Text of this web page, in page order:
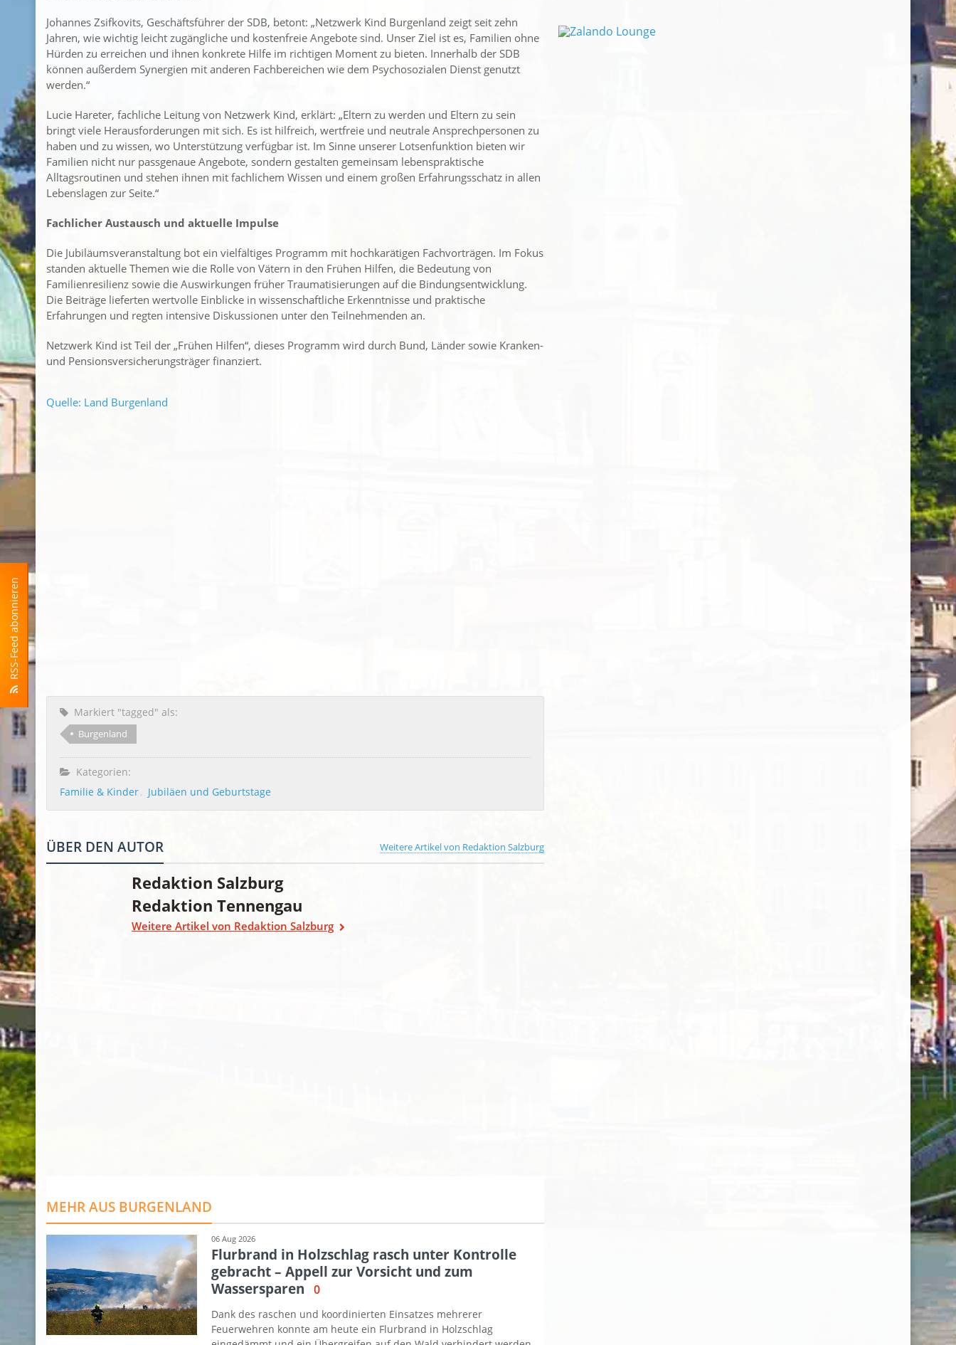
RSS-Feed abonnieren
Johannes Zsifkovits, Geschäftsführer der SDB, betont: „Netzwerk Kind Burgenland zeigt seit zehn
Jahren, wie wichtig leicht zugängliche und kostenfreie Angebote sind. Unser Ziel ist es, Familien ohne
Hürden zu erreichen und ihnen konkrete Hilfe im richtigen Moment zu bieten. Innerhalb der SDB
können außerdem Synergien mit anderen Fachbereichen wie dem Psychosozialen Dienst genutzt
werden.“
Lucie Hareter, fachliche Leitung von Netzwerk Kind, erklärt: „Eltern zu werden und Eltern zu sein
bringt viele Herausforderungen mit sich. Es ist hilfreich, wertfreie und neutrale Ansprechpersonen zu
haben und zu wissen, wo Unterstützung verfügbar ist. Im Sinne unserer Lotsenfunktion bieten wir
Familien nicht nur passgenaue Angebote, sondern gestalten gemeinsam lebenspraktische
Alltagsroutinen und stehen ihnen mit fachlichem Wissen und einem großen Erfahrungsschatz in allen
Lebenslagen zur Seite.“
Fachlicher Austausch und aktuelle Impulse
Die Jubiläumsveranstaltung bot ein vielfältiges Programm mit hochkarätigen Fachvorträgen. Im Fokus
standen aktuelle Themen wie die Rolle von Vätern in den Frühen Hilfen, die Bedeutung von
Familienresilienz sowie die Auswirkungen früher Traumatisierungen auf die Bindungsentwicklung.
Die Beiträge lieferten wertvolle Einblicke in wissenschaftliche Erkenntnisse und praktische
Erfahrungen und regten intensive Diskussionen unter den Teilnehmenden an.
Netzwerk Kind ist Teil der „Frühen Hilfen“, dieses Programm wird durch Bund, Länder sowie Kranken-
und Pensionsversicherungsträger finanziert.
Quelle: Land Burgenland
Markiert "tagged" als:
Burgenland
Kategorien:
Familie & Kinder
Jubiläen und Geburtstage
Weitere Artikel von Redaktion Salzburg
ÜBER DEN AUTOR
Redaktion Salzburg
Redaktion Tennengau
Weitere Artikel von Redaktion Salzburg